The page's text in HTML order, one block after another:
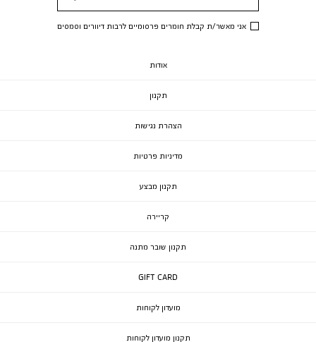
אני מאשר/ת קבלת חומרים פרסומיים לרבות דיוורים וסמסים
אודות
תקנון
הצהרת נגישות
מדיניות פרטיות
תקנון מבצע
קריירה
תקנון שובר מתנה
GIFT CARD
מועדון לקוחות
תקנון מועדון לקוחות